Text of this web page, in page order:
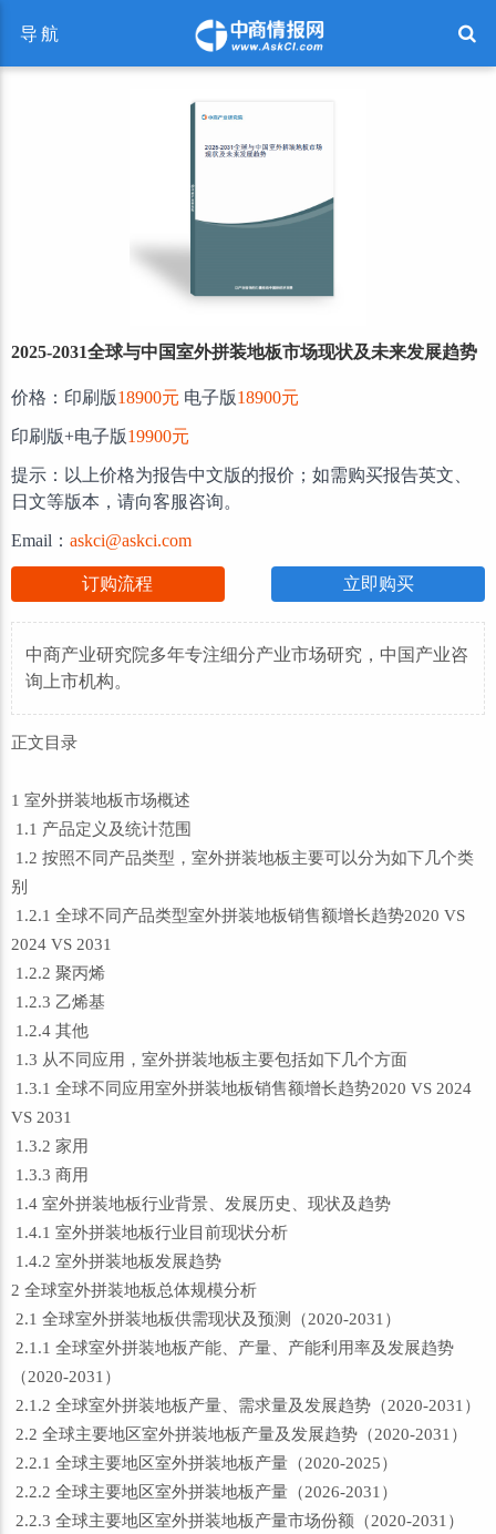
导航
2025-2031全球与中国室外拼装地板市场现状及未来发展趋势
价格：印刷版18900元 电子版18900元
印刷版+电子版19900元
提示：以上价格为报告中文版的报价；如需购买报告英文、
日文等版本，请向客服咨询。
Email： askci@askci.com
订购流程 立即购买
中商产业研究院多年专注细分产业市场研究，中国产业咨
询上市机构。
正文目录
1 室外拼装地板市场概述
1.1 产品定义及统计范围
1.2 按照不同产品类型，室外拼装地板主要可以分为如下几个类
别
1.2.1 全球不同产品类型室外拼装地板销售额增长趋势2020 VS
2024 VS 2031
1.2.2 聚丙烯
1.2.3 乙烯基
1.2.4 其他
1.3 从不同应用，室外拼装地板主要包括如下几个方面
1.3.1 全球不同应用室外拼装地板销售额增长趋势2020 VS 2024
VS 2031
1.3.2 家用
1.3.3 商用
1.4 室外拼装地板行业背景、发展历史、现状及趋势
1.4.1 室外拼装地板行业目前现状分析
1.4.2 室外拼装地板发展趋势
2 全球室外拼装地板总体规模分析
2.1 全球室外拼装地板供需现状及预测（2020-2031）
2.1.1 全球室外拼装地板产能、产量、产能利用率及发展趋势
（2020-2031）
2.1.2 全球室外拼装地板产量、需求量及发展趋势（2020-2031）
2.2 全球主要地区室外拼装地板产量及发展趋势（2020-2031）
2.2.1 全球主要地区室外拼装地板产量（2020-2025）
2.2.2 全球主要地区室外拼装地板产量（2026-2031）
2.2.3 全球主要地区室外拼装地板产量市场份额（2020-2031）